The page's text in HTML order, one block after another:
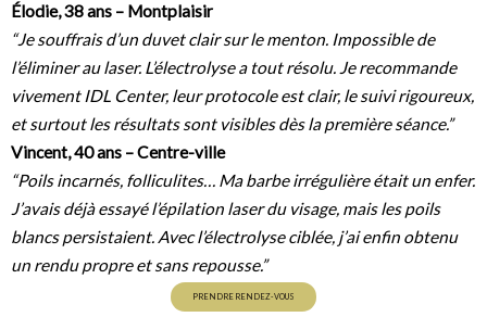
Élodie, 38 ans – Montplaisir
“Je souffrais d’un duvet clair sur le menton. Impossible de
l’éliminer au laser. L’électrolyse a tout résolu. Je recommande
vivement IDL Center, leur protocole est clair, le suivi rigoureux,
et surtout les résultats sont visibles dès la première séance.”
Vincent, 40 ans – Centre-ville
“Poils incarnés, folliculites… Ma barbe irrégulière était un enfer.
J’avais déjà essayé l’épilation laser du visage, mais les poils
blancs persistaient. Avec l’électrolyse ciblée, j’ai enfin obtenu
un rendu propre et sans repousse.”
PRENDRE RENDEZ-VOUS